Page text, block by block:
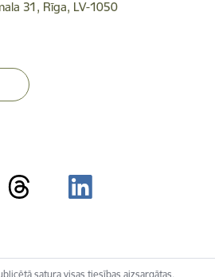
31, Rīga, LV-1050
satura visas tiesības aizsargātas.